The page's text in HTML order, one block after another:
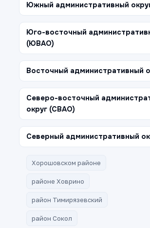
Южный административный
Юго-восточный
(ЮВАО)
Восточный административный
Северо-восточный
округ (СВАО)
Северный административный
Хорошовском районе
районе Ховрино
район Тимирязевский
район Сокол